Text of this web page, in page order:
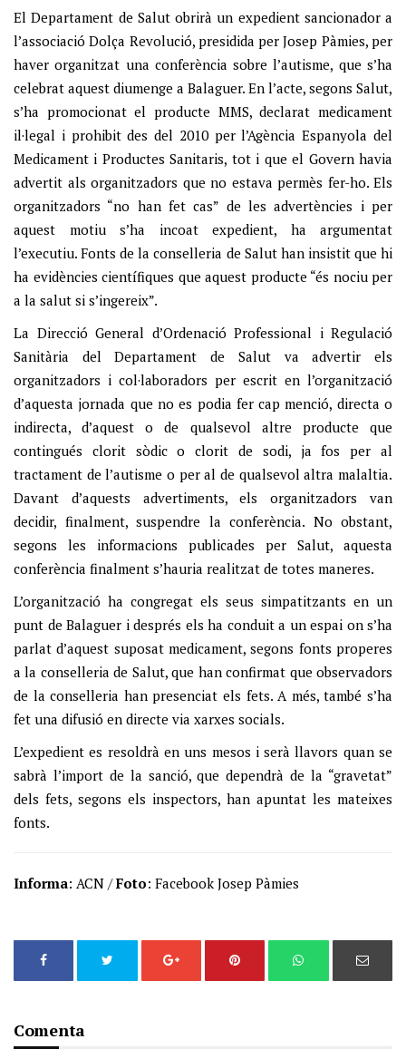
El Departament de Salut obrirà un expedient sancionador a
l’associació Dolça Revolució, presidida per Josep Pàmies, per
haver organitzat una conferència sobre l’autisme, que s’ha
celebrat aquest diumenge a Balaguer. En l’acte, segons Salut,
s’ha promocionat el producte MMS, declarat medicament
il·legal i prohibit des del 2010 per l’Agència Espanyola del
Medicament i Productes Sanitaris, tot i que el Govern havia
advertit als organitzadors que no estava permès fer-ho. Els
organitzadors “no han fet cas” de les advertències i per
aquest motiu s’ha incoat expedient, ha argumentat
l’executiu. Fonts de la conselleria de Salut han insistit que hi
ha evidències científiques que aquest producte “és nociu per
a la salut si s’ingereix”.
La Direcció General d’Ordenació Professional i Regulació
Sanitària del Departament de Salut va advertir els
organitzadors i col·laboradors per escrit en l’organització
d’aquesta jornada que no es podia fer cap menció, directa o
indirecta, d’aquest o de qualsevol altre producte que
contingués clorit sòdic o clorit de sodi, ja fos per al
tractament de l’autisme o per al de qualsevol altra malaltia.
Davant d’aquests advertiments, els organitzadors van
decidir, finalment, suspendre la conferència. No obstant,
segons les informacions publicades per Salut, aquesta
conferència finalment s’hauria realitzat de totes maneres.
L’organització ha congregat els seus simpatitzants en un
punt de Balaguer i després els ha conduit a un espai on s’ha
parlat d’aquest suposat medicament, segons fonts properes
a la conselleria de Salut, que han confirmat que observadors
de la conselleria han presenciat els fets. A més, també s’ha
fet una difusió en directe via xarxes socials.
L’expedient es resoldrà en uns mesos i serà llavors quan se
sabrà l’import de la sanció, que dependrà de la “gravetat”
dels fets, segons els inspectors, han apuntat les mateixes
fonts.
Informa: ACN /Foto: Facebook Josep Pàmies
Comenta